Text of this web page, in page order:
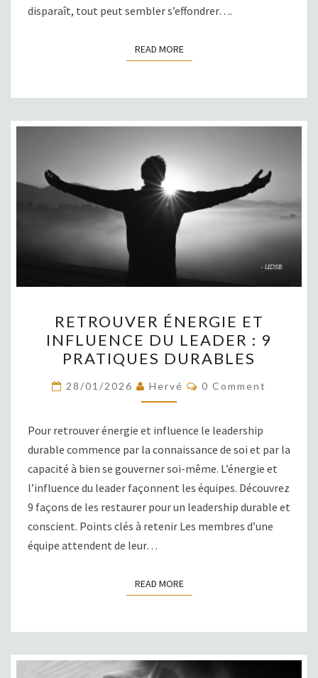
disparaît, tout peut sembler s’effondrer….
READ MOREREAD MORE
ÉNERGIE
ET
INFLUENCE
DU
LEADER
DURABLES
RETROUVER ÉNERGIE ET
INFLUENCE DU LEADER : 9
PRATIQUES DURABLES
28/01/2026 Hervé COMMENTS
0 Comment
Pour retrouver énergie et influence le leadership
durable commence par la connaissance de soi et par la
capacité à bien se gouverner soi-même. L’énergie et
l’influence du leader façonnent les équipes. Découvrez
9 façons de les restaurer pour un leadership durable et
conscient. Points clés à retenir Les membres d’une
équipe attendent de leur…
READ MOREREAD MORE